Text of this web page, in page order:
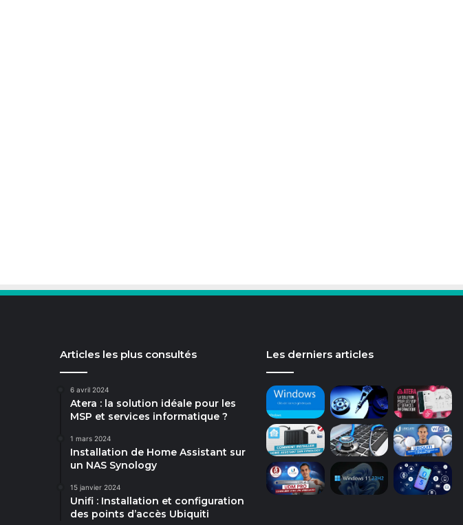
Articles les plus consultés
6 avril 2024
Atera : la solution idéale pour les
MSP et services informatique ?
1 mars 2024
Installation de Home Assistant sur
un NAS Synology
15 janvier 2024
Unifi : Installation et configuration
des points d’accès Ubiquiti
Les derniers articles